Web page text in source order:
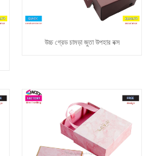
উচ্চ গ্রেড চামড়া জুতা উপহার বক্স